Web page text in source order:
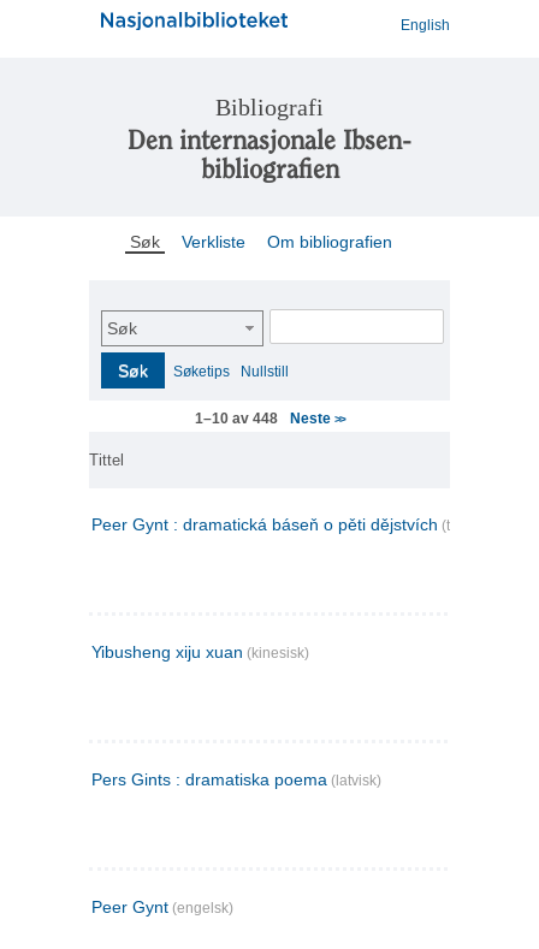
English
Bibliografi
Den internasjonale Ibsen-
bibliografien
Søk Verkliste Om bibliografien
Søk
Søk Søketips Nullstill
1–10 av 448 Neste >>
Tittel
Peer Gynt : dramatická báseň o pěti dějstvích (tsjekkisk)
Yibusheng xiju xuan (kinesisk)
Pers Gints : dramatiska poema (latvisk)
Peer Gynt (engelsk)